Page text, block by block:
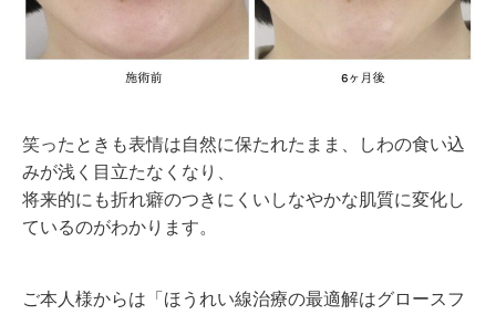
笑ったときも表情は自然に保たれたまま、しわの食い込
みが浅く目立たなくなり、
将来的にも折れ癖のつきにくいしなやかな肌質に変化し
ているのがわかります。
ご本人様からは「ほうれい線治療の最適解はグロースフ